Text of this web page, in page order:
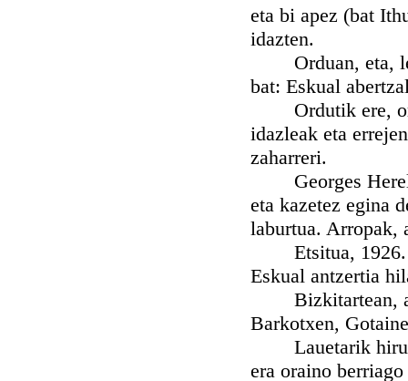
eta bi apez (bat
idazten.
Orduan, eta,
bat: Eskual
Ordutik ere,
idazleak eta
zaharreri.
Georges
eta kazetez egina
laburtua. Arropak,
Etsitua, 1926.
Eskual antzertia
Bizkitartean,
Barkotxen,
Lauetarik hiru,
era oraino berriago